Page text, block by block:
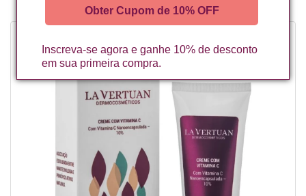
Obter Cupom de 10% OFF
Inscreva-se agora e ganhe 10% de desconto
em sua primeira compra.